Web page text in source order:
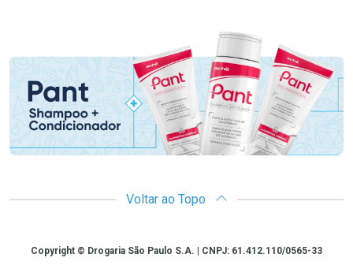
Promoção em Destaque
Voltar ao Topo
CopyrightCopyright © Drogaria São Paulo S.A. | CNPJ: 61.412.110/0565-33